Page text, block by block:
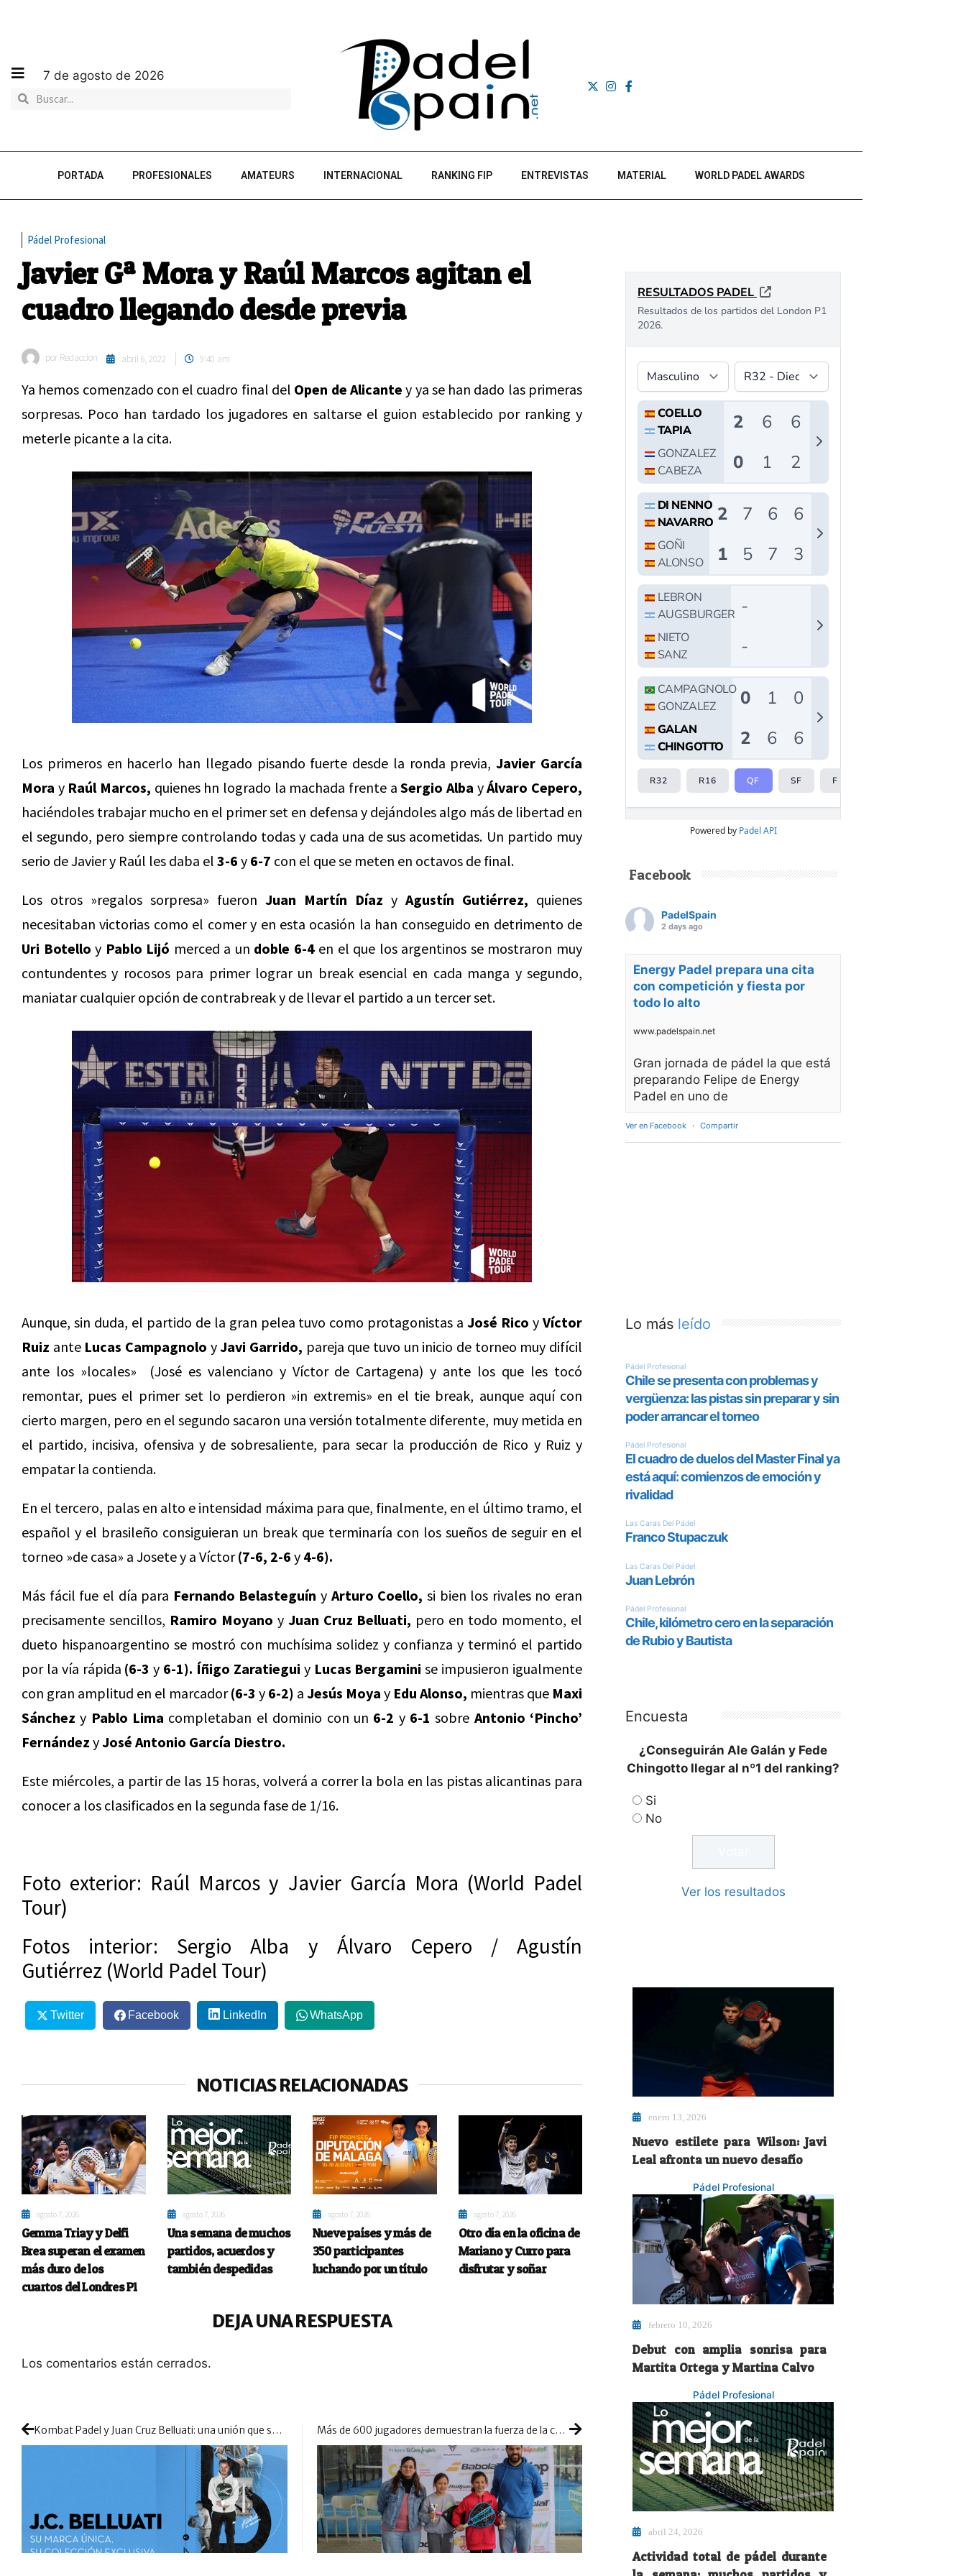
7 de agosto de 2026
PORTADA PROFESIONALES AMATEURS INTERNACIONAL RANKING FIP ENTREVISTAS MATERIAL WORLD PADEL AWARDS
Pádel Profesional
Javier Gª Mora y Raúl Marcos agitan el
cuadro llegando desde previa
por Redaccion abril 6, 2022 9:40 am
Ya hemos comenzado con el cuadro final del Open de Alicante y ya se han dado las primeras
sorpresas. Poco han tardado los jugadores en saltarse el guion establecido por ranking y
meterle picante a la cita.
Los primeros en hacerlo han llegado pisando fuerte desde la ronda previa,Javier García
Mora y Raúl Marcos, quienes hn logrado la machada frente aSergio Alba yÁlvaro Cepero,
haciéndoles trabajar mucho en el primer set en defensa y dejándoles algo más de libertad en
el segundo, pero siempre controlando todas y cada una de sus acometidas. Un partido muy
serio de Javier y Raúl les daba el 3-6 y 6-7 con el que se meten en octavos de final.
Los otros »regalos sorpresa» fueron Juan Martín Díaz y Agustín Gutiérrez, quienes
necesitaban victorias como el comer y en esta ocasión la han conseguido en detrimento de
Uri Botello y Pablo Lijó merced a un doble 6-4 en el que los argentinos se mostraron muy
contundentes y rocosos para primer lograr un break esencial en cada manga y segundo,
maniatar cualquier opción de contrabreak y de llevar el partido a un tercer set.
Aunque, sin duda, el partido de la gran pelea tuvo como protagonistas aJosé Rico y Víctor
Ruiz ante Lucas Campagnolo yJavi Garrido, pareja que tuvo un inicio de torneo muy difícil
ante los »locales» (José es valenciano y Víctor de Cartagena) y ante los que les tocó
remontar, pues el primer set lo perdieron »in extremis» en el tie break, aunque aquí con
cierto margen, pero en el segundo sacaron una versión totalmente diferente, muy metida en
el partido, incisiva, ofensiva y de sobresaliente, para secar la producción de Rico y Ruiz y
empatar la contienda.
En el tercero, palas en alto e intensidad máxima para que, finalmente, en el último tramo, el
español y el brasileño consiguieran un break que terminaría con los sueños de seguir en el
torneo »de casa» a Josete y a Víctor(7-6, 2-6 y 4-6).
Más fácil fue el día para Fernando Belasteguín y Arturo Coello, si bien los rivales no eran
precisamente sencillos, Ramiro Moyano y Juan Cruz Belluati, pero en todo momento, el
dueto hispanoargentino se mostró con muchísima solidez y confianza y terminó el partido
por la vía rápida (6-3 y 6-1). Íñigo Zaratiegui y Lucas Bergamini se impusieron igualmente
con gran amplitud en el marcador(6-3 y 6-2) a Jesús Moya y Edu Alonso, mientras que Maxi
Sánchez y Pablo Lima completaban el dominio con un 6-2 y 6-1 sobre Antonio ‘Pincho’
Fernández yJosé Antonio García Diestro.
Este miércoles, a partir de las 15 horas, volverá a correr la bola en las pistas alicantinas para
conocer a los clasificados en la segunda fase de 1/16.
Foto exterior: Raúl Marcos y Javier García Mora (World Padel
Tour)
Fotos interior: Sergio Alba y Álvaro Cepero / Agustín
Gutiérrez (World Padel Tour)
Twitter Facebook LinkedIn WhatsApp
NOTICIAS RELACIONADAS
agosto 7, 2026
Gemma Triay y Delfi
Brea superan el examen
más duro de los
cuartos del Londres P1
agosto 7, 2026
Una semana de muchos
partidos, acuerdos y
también despedidas
agosto 7, 2026
Nueve países y más de
350 participantes
luchando por un título
agosto 7, 2026
Otro día en la oficina de
Mariano y Curro para
disfrutar y soñar
DEJA UNA RESPUESTA
Los comentarios están cerrados.
Kombat Padel y Juan Cruz Belluati: una unión que se transforma en una colección exclusiva Más de 600 jugadores demuestran la fuerza de la cantera española en el TyC 2 Babolat de Barcelona
Powered by Padel API
Facebook
PadelSpain
2 days ago
Energy Padel prepara una cita
con competición y fiesta por
todo lo alto
www.padelspain.net
Gran jornada de pádel la que está
preparando Felipe de Energy
Padel en uno de
Ver en Facebook · Compartir
Lo más leído
Encuesta
¿Conseguirán Ale Galán y Fede
Chingotto llegar al nº1 del ranking?
Si
No
Ver los resultados
enero 13, 2026
Nuevo estilete para Wilson: Javi
Leal afronta un nuevo desafío
Pádel Profesional
febrero 10, 2026
Debut con amplia sonrisa para
Martita Ortega y Martina Calvo
Pádel Profesional
abril 24, 2026
Actividad total de pádel durante